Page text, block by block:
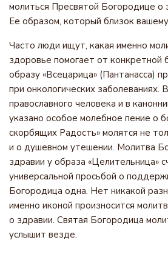
молиться Пресвятой Богородице
Ее образом, который близок
Часто люди ищут, какая именно
здоровье помогает от конкретной
образу «Всецарица» (Пантанасса)
при онкологических заболеваниях.
православного человека и в
указано особое молебное пение о
скорбящих Радость» молятся не
и о душевном утешении. Молитва
здравии у образа «Целительница»
универсальной просьбой о
Богородица одна. Нет никакой
именно иконой произносится
о здравии. Святая Богородица
услышит везде.